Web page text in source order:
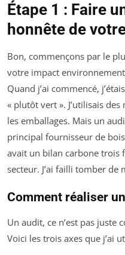
Étape 1 : Faire
honnête de
Bon, commençons par le
votre impact
Quand j’ai commencé,
« plutôt vert ». J’utilisais
les emballages. Mais un
principal fournisseur de
avait un bilan carbone trois
secteur. J’ai failli tomber de
Comment réaliser
Un audit, ce n’est pas juste
Voici les trois axes que j’ai